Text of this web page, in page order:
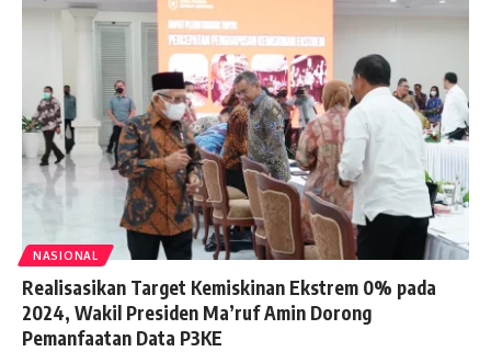
NASIONAL
Realisasikan Target Kemiskinan Ekstrem 0% pada
2024, Wakil Presiden Ma’ruf Amin Dorong
Pemanfaatan Data P3KE